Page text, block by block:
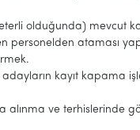
olduğunda) mevcut
personelden ataması
adayların kayıt kapama
alınma ve terhislerinde